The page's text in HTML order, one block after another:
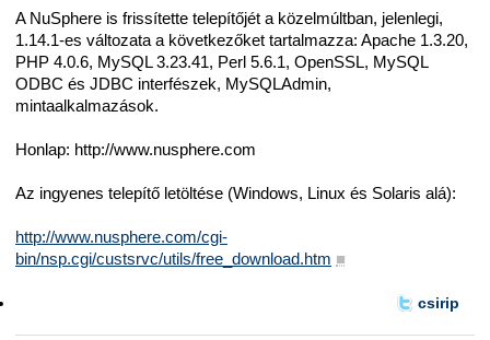
A NuSphere is frissítette telepítőjét a közelmúltban, jelenlegi,
1.14.1-es változata a következőket tartalmazza: Apache 1.3.20,
PHP 4.0.6, MySQL 3.23.41, Perl 5.6.1, OpenSSL, MySQL
ODBC és JDBC interfészek, MySQLAdmin,
mintaalkalmazások.
Honlap: http://www.nusphere.com
Az ingyenes telepítő letöltése (Windows, Linux és Solaris alá):
http://www.nusphere.com/cgi-
bin/nsp.cgi/custsrvc/utils/free_download.htm ■
csirip